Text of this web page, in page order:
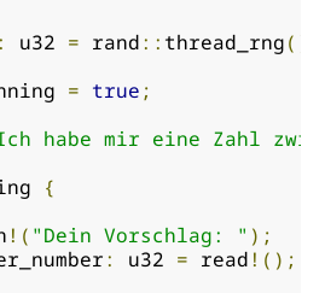
: u32 = rand:: thread_rng().
= true ;
habe mir eine Zahl
{
!( "Dein Vorschlag: " );
: u32 = read!();